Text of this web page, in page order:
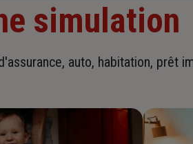
simulation
auto, habitation, prêt